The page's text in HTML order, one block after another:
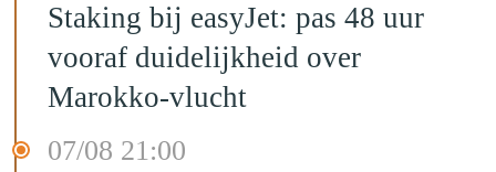
Staking bij easyJet: pas 48 uur
vooraf duidelijkheid over
Marokko-vlucht
07/08 21:00